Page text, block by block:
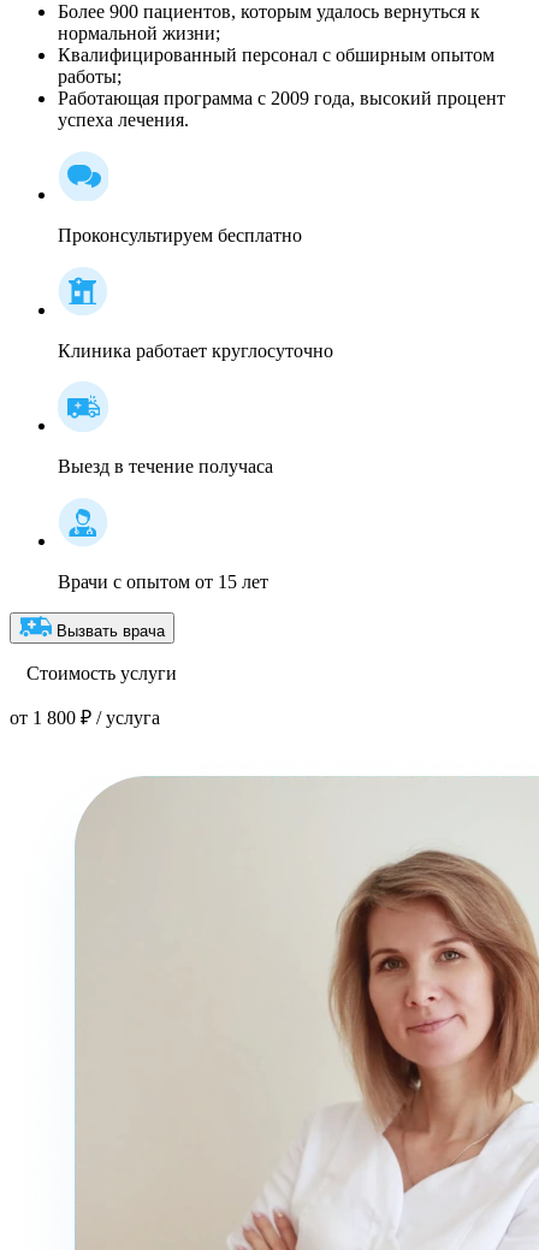
Более 900 пациентов, которым удалось вернуться к
нормальной жизни;
Квалифицированный персонал c обширным опытом
работы;
Работающая программа с 2009 года, высокий процент
успеха лечения.
Проконсультируем бесплатно
Клиника работает круглосуточно
Выезд в течение получаса
Врачи с опытом от 15 лет
Вызвать врача
Стоимость услуги
от 1 800 ₽ / услуга